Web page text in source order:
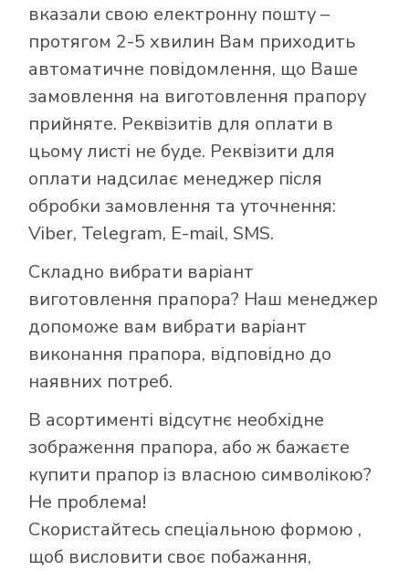
вказали свою електронну пошту –
протягом 2-5 хвилин Вам приходить
автоматичне повідомлення, що Ваше
замовлення на виготовлення прапору
прийняте. Реквізитів для оплати в
цьому листі не буде. Реквізити для
оплати надсилає менеджер після
обробки замовлення та уточнення:
Viber, Telegram, E-mail, SMS.
Складно вибрати варіант
виготовлення прапора? Наш менеджер
допоможе вам вибрати варіант
виконання прапора, відповідно до
наявних потреб.
В асортименті відсутнє необхідне
зображення прапора, або ж бажаєте
купити прапор із власною символікою?
Не проблема!
Скористайтесь спеціальною формою ,
щоб висловити своє побажання,
Як купити прапор
в інтернет-
магазині Лакор: